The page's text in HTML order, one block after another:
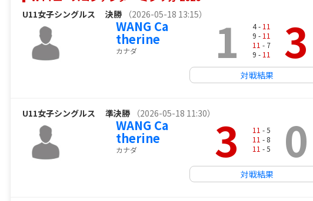
U11女子シングルス 決勝 （2026-05-18 13:15）
WANG Ca
therine
カナダ 1 4 - 11
9 - 11
11 - 7
9 - 11 3
対戦結果
U11女子シングルス 準決勝 （2026-05-18 11:30）
WANG Ca
therine
カナダ 3 11 - 5
11 - 8
11 - 5 0
対戦結果